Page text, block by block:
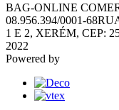
BAG-ONLINE
08.956.394/0001-68
1 E 2, XERÉM, CEP:
2022
Powered by